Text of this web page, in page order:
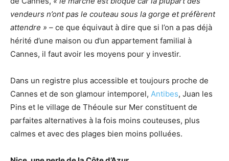
vendeurs n’ont pas le couteau sous la gorge et préfèrent
attendre » – ce que équivaut à dire que si l’on a pas déjà
hérité d’une maison ou d’un appartement familial à
Cannes, il faut avoir les moyens pour y investir.
Dans un registre plus accessible et toujours proche de
Cannes et de son glamour intemporel, Antibes, Juan les
Pins et le village de Théoule sur Mer constituent de
parfaites alternatives à la fois moins couteuses, plus
calmes et avec des plages bien moins polluées.